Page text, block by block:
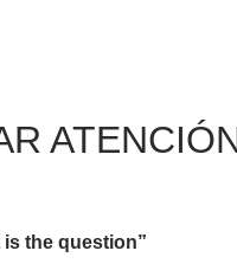
the question”